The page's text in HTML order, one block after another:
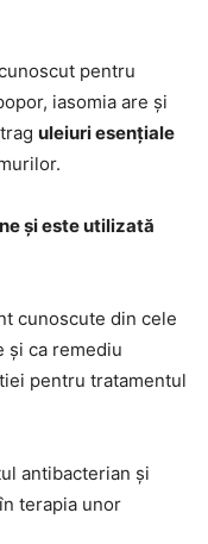
pentru
iasomia are și
uleiuri esențiale
și este utilizată
cunoscute din cele
și ca remediu
pentru tratamentul
antibacterian și
terapia unor